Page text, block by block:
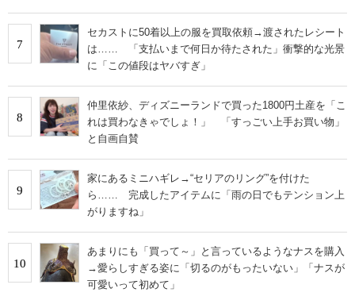
7
セカストに50着以上の服を買取依頼→渡されたレシート
は…… 「支払いまで何日か待たされた」衝撃的な光景
に「この値段はヤバすぎ」
8
仲里依紗、ディズニーランドで買った1800円土産を「こ
れは買わなきゃでしょ！」 「すっごい上手お買い物」
と自画自賛
9
家にあるミニハギレ→“セリアのリング”を付けた
ら…… 完成したアイテムに「雨の日でもテンション上
がりますね」
10
あまりにも「買って～」と言っているようなナスを購入
→愛らしすぎる姿に「切るのがもったいない」「ナスが
可愛いって初めて」